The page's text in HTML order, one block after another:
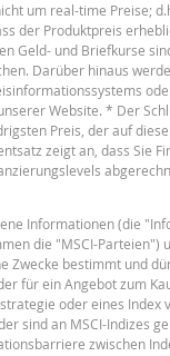
um real-time Preise;
der Produktpreis
Geld- und Briefkurse
Darüber hinaus
Website. * Der
Preis, der auf
zeigt an, dass Sie
Informationen (die
die "MSCI-
Zwecke bestimmt und
für ein Angebot zum
oder eines
sind an MSCI-Indizes
zwischen